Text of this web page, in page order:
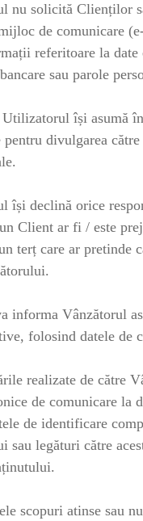
nu solicită Clienților
de comunicare
referitoare la date
sau parole
își asumă
pentru divulgarea
își declină orice
Client ar fi / este
terț care ar pretinde
informa Vânzătorul
folosind datele de
realizate de către
de comunicare la
de identificare
sau legături către
scopuri atinse sau